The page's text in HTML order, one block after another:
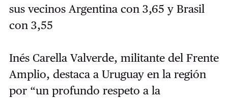
sus vecinos Argentina con 3,65 y Brasil
con 3,55
Inés Carella Valverde, militante del Frente
Amplio, destaca a Uruguay en la región
por “un profundo respeto a la